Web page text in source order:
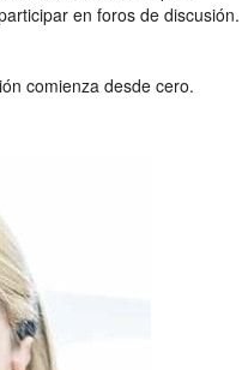
en foros de discusión.
comienza desde cero.